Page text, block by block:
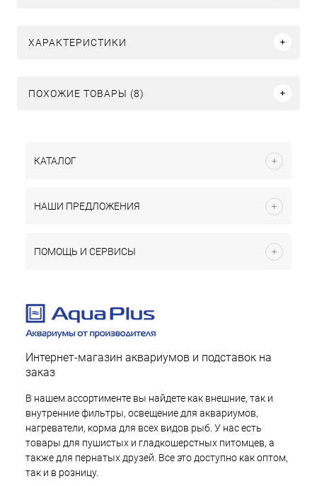
ХАРАКТЕРИСТИКИ
ПОХОЖИЕ ТОВАРЫ (8)
КАТАЛОГ
НАШИ ПРЕДЛОЖЕНИЯ
ПОМОЩЬ И СЕРВИСЫ
Интернет-магазин аквариумов и подставок на
заказ
В нашем ассортименте вы найдете как внешние, так и
внутренние фильтры, освещение для аквариумов,
нагреватели, корма для всех видов рыб. У нас есть
товары для пушистых и гладкошерстных питомцев, а
также для пернатых друзей. Все это доступно как оптом,
так и в розницу.